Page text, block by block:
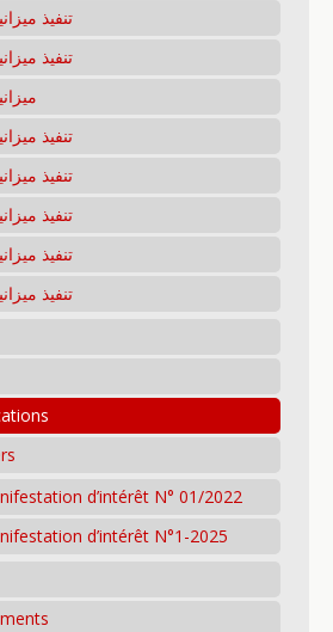
تنفيذ
تنفيذ
تنفيذ
تنفيذ
تنفيذ
تنفيذ
تنفيذ
d’intérêt N° 01/2022
d’intérêt N°1-2025